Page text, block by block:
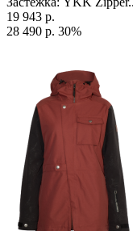
19 943 р.
28 490 р. 30%